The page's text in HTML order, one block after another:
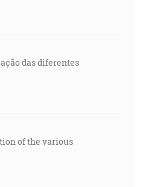
das diferentes
of the various